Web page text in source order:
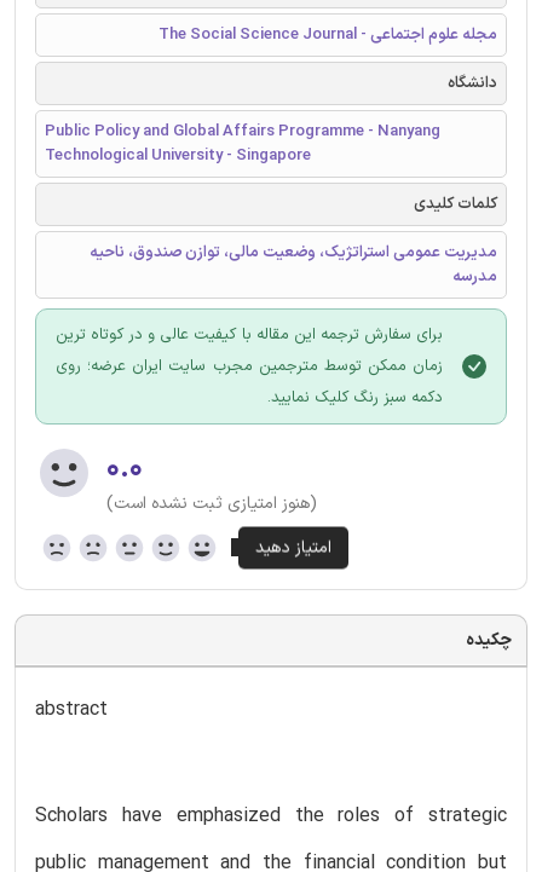
مجله علوم اجتماعی - The Social Science Journal
دانشگاه
Public Policy and Global Affairs Programme - Nanyang
Technological University - Singapore
کلمات کلیدی
مدیریت عمومی استراتژیک، وضعیت مالی، توازن صندوق، ناحیه
مدرسه
برای سفارش ترجمه این مقاله با کیفیت عالی و در کوتاه ترین
زمان ممکن توسط مترجمین مجرب سایت ایران عرضه؛ روی
دکمه سبز رنگ کلیک نمایید.
۰.۰
(هنوز امتیازی ثبت نشده است)
چکیده
abstract
Scholars have emphasized the roles of strategic
public management and the financial condition but